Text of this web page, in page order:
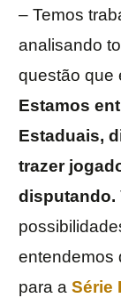
– Temos
analisando
questão que
Estamos
Estaduais,
trazer
disputando.
entendemos
para a Série